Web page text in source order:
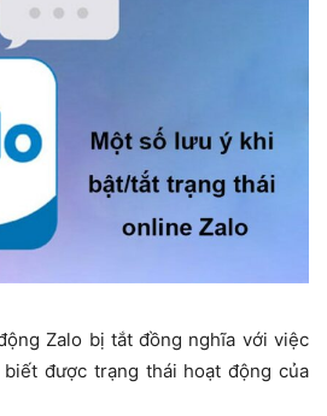
Zalo bị tắt đồng nghĩa với việc
được trạng thái hoạt động của